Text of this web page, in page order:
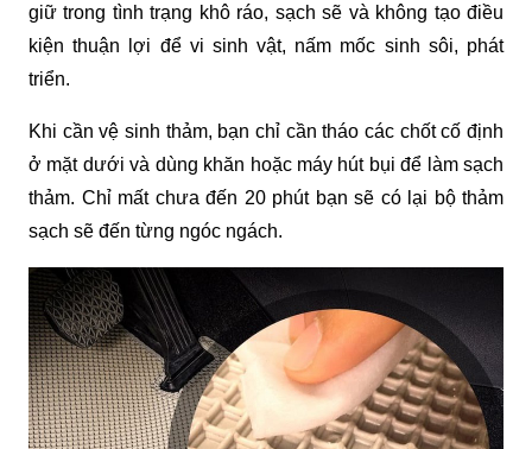
giữ trong tình trạng khô ráo, sạch sẽ và không tạo điều
kiện thuận lợi để vi sinh vật, nấm mốc sinh sôi, phát
triển.
Khi cần vệ sinh thảm, bạn chỉ cần tháo các chốt cố định
ở mặt dưới và dùng khăn hoặc máy hút bụi để làm sạch
thảm. Chỉ mất chưa đến 20 phút bạn sẽ có lại bộ thảm
sạch sẽ đến từng ngóc ngách.